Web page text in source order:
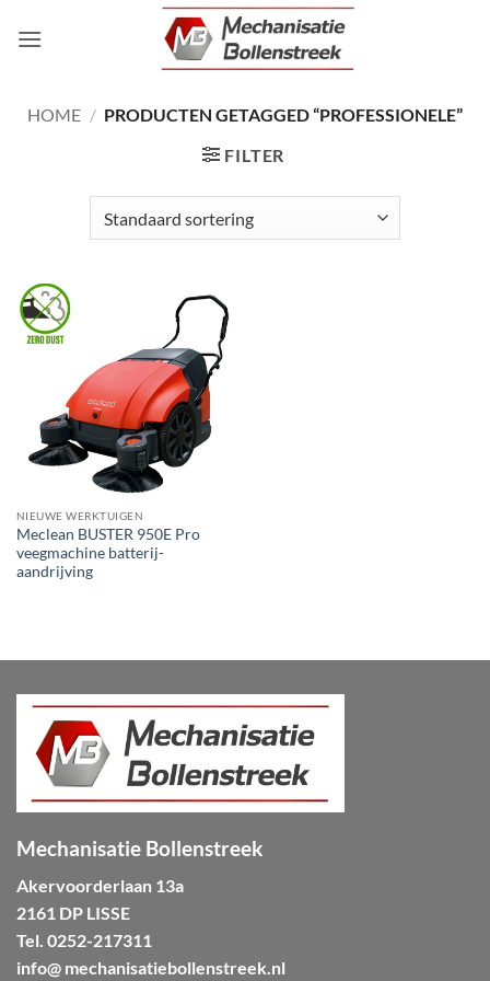
naar
HOME / PRODUCTEN GETAGGED “PROFESSIONELE”
FILTER
NIEUWE WERKTUIGEN
Meclean BUSTER 950E Pro
veegmachine batterij-
aandrijving
Mechanisatie Bollenstreek
Akervoorderlaan 13a
2161 DP LISSE
Tel. 0252-217311
info@ mechanisatiebollenstreek.nl